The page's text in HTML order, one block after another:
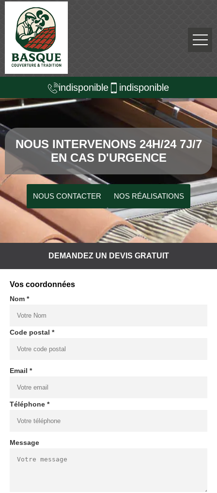
indisponible indisponible
NOUS INTERVENONS 24H/24 7J/7
EN CAS D'URGENCE
NOUS CONTACTER NOS RÉALISATIONS
DEMANDEZ UN DEVIS GRATUIT
Vos coordonnées
Nom *
Code postal *
Email *
Téléphone *
Message